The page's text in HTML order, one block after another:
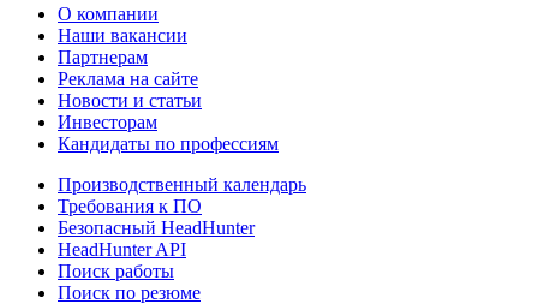
О компании
Наши вакансии
Партнерам
Реклама на сайте
Новости и статьи
Инвесторам
Кандидаты по профессиям
Производственный календарь
Требования к ПО
Безопасный HeadHunter
HeadHunter API
Поиск работы
Поиск по резюме